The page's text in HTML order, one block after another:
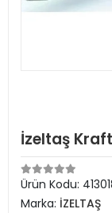
İzeltaş
Ürün Kodu:
Marka: İZELTAŞ